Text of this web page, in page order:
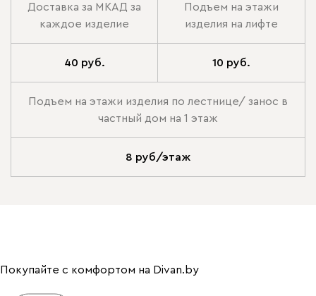
Доставка за МКАД за
каждое изделие
Подъем на этажи
изделия на лифте
40 руб. 10 руб.
Подъем на этажи изделия по лестнице/ занос в
частный дом на 1 этаж
8 руб/этаж
Покупайте с комфортом на Divan.by